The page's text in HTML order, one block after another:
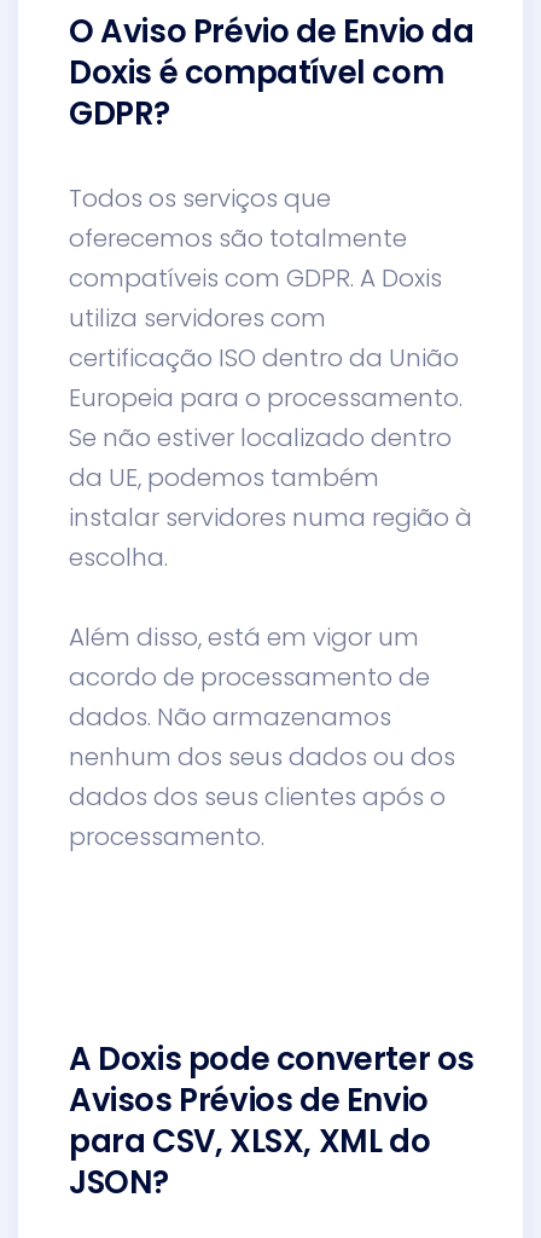
O Aviso Prévio de Envio da
Doxis é compatível com
GDPR?
Todos os serviços que
oferecemos são totalmente
compatíveis com GDPR. A Doxis
utiliza servidores com
certificação ISO dentro da União
Europeia para o processamento.
Se não estiver localizado dentro
da UE, podemos também
instalar servidores numa região à
escolha.
Além disso, está em vigor um
acordo de processamento de
dados. Não armazenamos
nenhum dos seus dados ou dos
dados dos seus clientes após o
processamento.
A Doxis pode converter os
Avisos Prévios de Envio
para CSV, XLSX, XML do
JSON?